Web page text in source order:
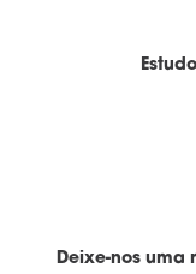
Deixe-nos uma